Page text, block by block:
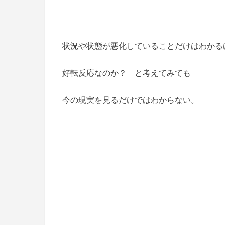
状況や状態が悪化していることだけはわかる
好転反応なのか？ と考えてみても
今の現実を見るだけではわからない。